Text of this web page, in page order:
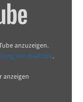
anzuzeigen.
von YouTube.
anzeigen